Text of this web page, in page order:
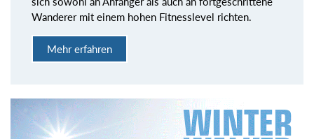
Wanderer mit einem hohen Fitnesslevel richten.
Mehr erfahren